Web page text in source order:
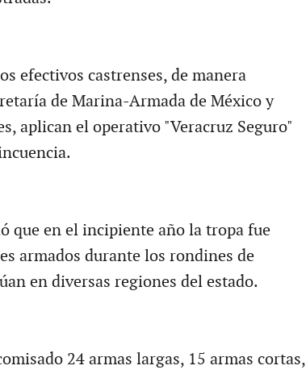
efectivos castrenses, de manera
de Marina-Armada de México y
aplican el operativo "Veracruz Seguro"
que en el incipiente año la tropa fue
armados durante los rondines de
en diversas regiones del estado.
24 armas largas, 15 armas cortas,